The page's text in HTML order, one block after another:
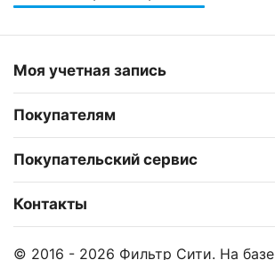
Моя учетная запись
Покупателям
Покупательский сервис
Контакты
© 2016 - 2026 Фильтр Сити. На базе